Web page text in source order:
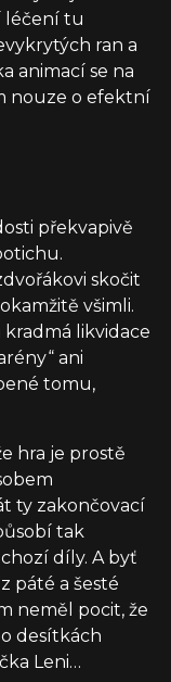
léčení tu
ran a
animací se na
nouze o efektní
překvapivě
skočit
všimli.
likvidace
ani
tomu,
hra je prostě
ty zakončovací
tak
díly. A byť
páté a šesté
neměl pocit, že
desítkách
Leni…